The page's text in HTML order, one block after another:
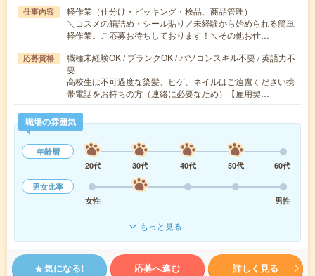
仕事内容
軽作業（仕分け・ピッキング・検品、商品管理）
＼コスメの箱詰め・シール貼り／未経験から始められる簡単
軽作業。ご応募お待ちしております！＼その他お仕…
応募資格
職種未経験OK / ブランクOK / パソコンスキル不要 / 英語力不
要
高校生は不可過度な染髪、ヒゲ、ネイルはご遠慮ください携
帯電話をお持ちの方（連絡に必要なため）【雇用契…
職場の雰囲気
年齢層
20代
30代 40代 50代
60代
男女比率
女性
男性
もっと見る
気になる! 応募へ進む 詳しく見る